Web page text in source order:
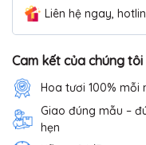
Liên hệ ngay,
Cam kết của chúng tôi
Hoa tươi 100% mỗi
Giao đúng mẫu –
hẹn